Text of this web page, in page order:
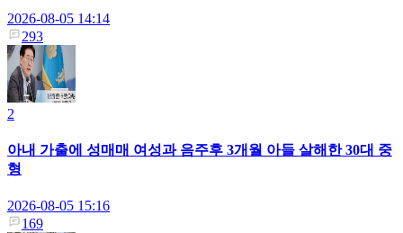
2026-08-05 14:14
293
2
아내 가출에 성매매 여성과 음주후 3개월 아들 살해한 30대 중
형
2026-08-05 15:16
169